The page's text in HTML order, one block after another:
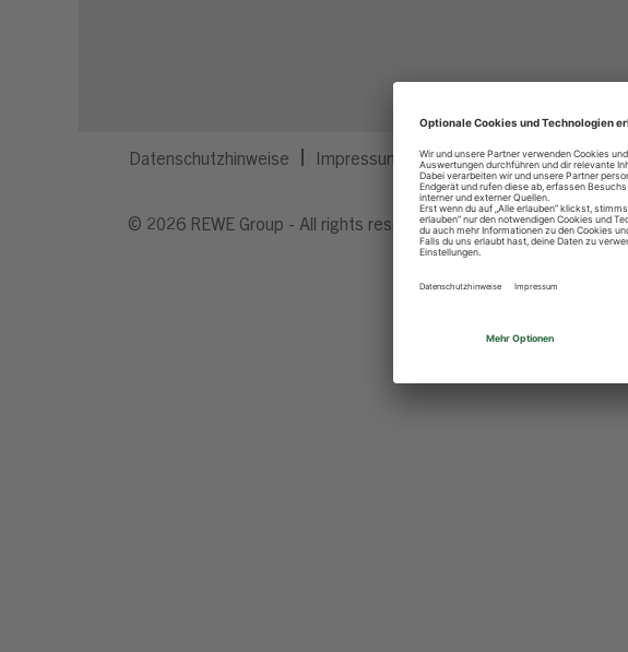
Datenschutzhinweise Impressum Privatsphäre-Einstellungen
© 2026 REWE Group - All rights reserved